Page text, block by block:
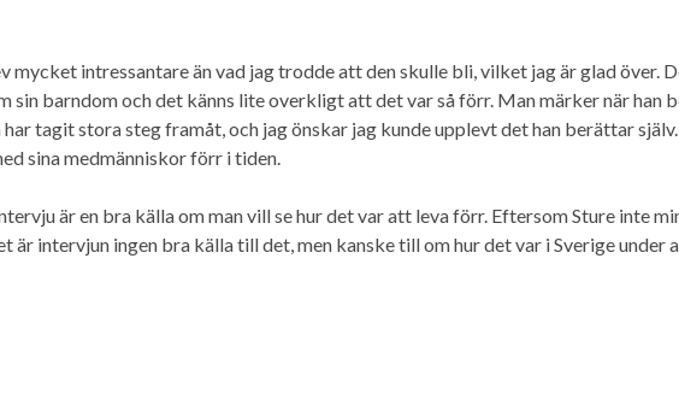
mycket intressantare än vad jag trodde att den skulle bli, vilket jag är glad över.
sin barndom och det känns lite overkligt att det var så förr. Man märker när han
tagit stora steg framåt, och jag önskar jag kunde upplevt det han berättar
sina medmänniskor förr i tiden.
är en bra källa om man vill se hur det var att leva förr. Eftersom Sture inte
är intervjun ingen bra källa till det, men kanske till om hur det var i Sverige under